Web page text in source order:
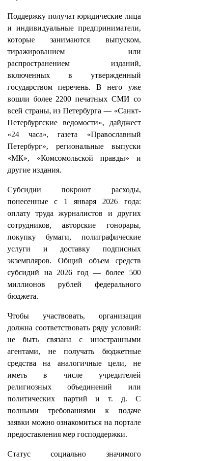
Поддержку получат юридические лица
и индивидуальные предприниматели,
которые занимаются выпуском,
тиражированием или
распространением изданий,
включенных в утвержденный
государством перечень. В него уже
вошли более 2200 печатных СМИ со
всей страны, из Петербурга — «Санкт-
Петербургские ведомости», дайджест
«24 часа», газета «Православный
Петербург», региональные выпуски
«МК», «Комсомольской правды» и
другие издания.
Субсидии покроют расходы,
понесенные с 1 января 2026 года:
оплату труда журналистов и других
сотрудников, авторские гонорары,
покупку бумаги, полиграфические
услуги и доставку подписных
экземпляров. Общий объем средств
субсидий на 2026 год — более 500
миллионов рублей федерального
бюджета.
Чтобы участвовать, организация
должна соответствовать ряду условий:
не быть связана с иностранными
агентами, не получать бюджетные
средства на аналогичные цели, не
иметь в числе учредителей
религиозных объединений или
политических партий и т. д. С
полными требованиями к подаче
заявки можно ознакомиться на портале
предоставления мер господдержки.
Статус социально значимого